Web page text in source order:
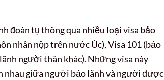
đoàn tụ thông qua nhiều loại visa bảo
nhân nộp trên nước Úc), Visa 101 (bảo
người thân khác). Những visa này
nhau giữa người bảo lãnh và người được